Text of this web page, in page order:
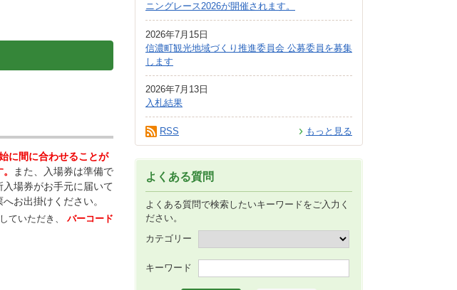
に間に合わせることが
また、入場券は準備で
入場券がお手元に届いて
お出掛けください。
ていただき、 バーコード
ニングレース2026が開催されます。
2026年7月15日
信濃町観光地域づくり推進委員会 公募委員を募集
します
2026年7月13日
入札結果
もっと見る
RSS
よくある質問
よくある質問で検索したいキーワードをご入力く
ださい。
カテゴリー
キーワード